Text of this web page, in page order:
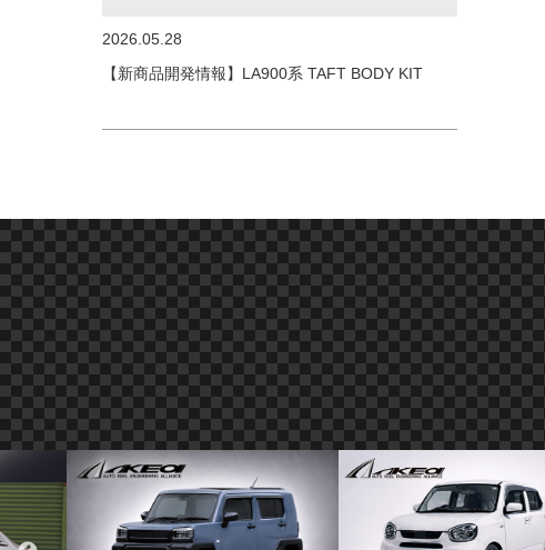
2026.05.28
【新商品開発情報】LA900系 TAFT BODY KIT